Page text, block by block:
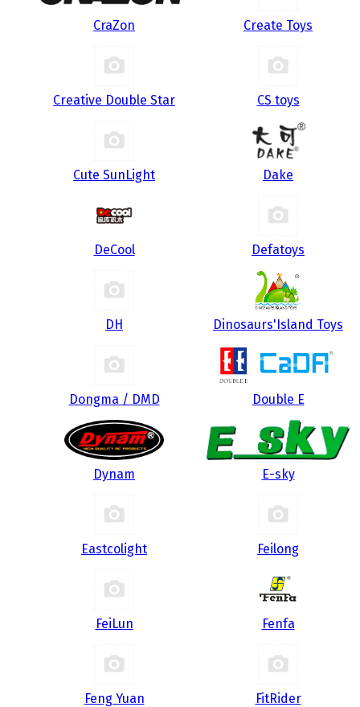
CraZon Create Toys
Creative Double Star CS toys
Cute SunLight Dake
DeCool Defatoys
DH Dinosaurs'Island Toys
Dongma / DMD Double E
Dynam E-sky
Eastcolight Feilong
FeiLun Fenfa
Feng Yuan FitRider